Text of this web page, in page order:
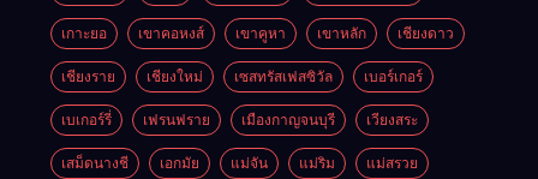
เกาะยอ เขาคอหงส์ เขาคูหา เขาหลัก เชียงดาว
เชียงราย เชียงใหม่ เซสทรัสเฟสซิวัล เบอร์เกอร์
เบเกอร์รี่ เฟรนฟราย เมืองกาญจนบุรี เวียงสระ
เสม็ดนางชี เอกมัย แม่จัน แม่ริม แม่สรวย